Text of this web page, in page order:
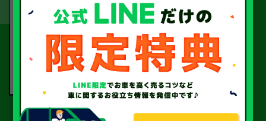
完了！
書類手続きを経て、
当社から指定口座へ
お振込いたします。